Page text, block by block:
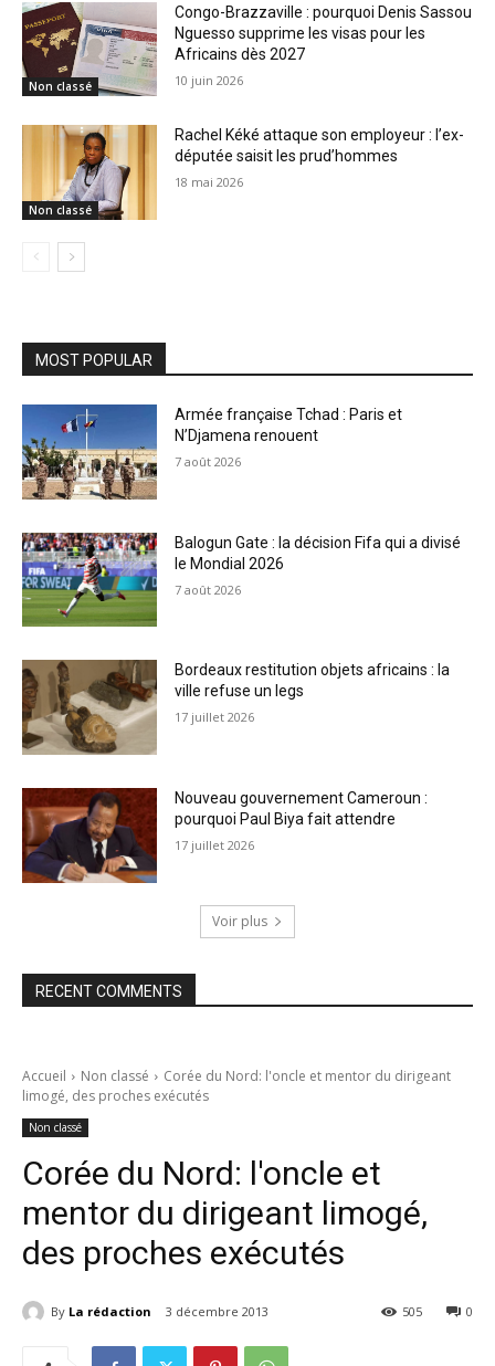
Non classé
Congo-Brazzaville : pourquoi Denis Sassou
Nguesso supprime les visas pour les
Africains dès 2027
10 juin 2026
Non classé
Rachel Kéké attaque son employeur : l’ex-
députée saisit les prud’hommes
18 mai 2026
MOST POPULAR
Armée française Tchad : Paris et
N’Djamena renouent
7 août 2026
Balogun Gate : la décision Fifa qui a divisé
le Mondial 2026
7 août 2026
Bordeaux restitution objets africains : la
ville refuse un legs
17 juillet 2026
Nouveau gouvernement Cameroun :
pourquoi Paul Biya fait attendre
17 juillet 2026
Voir plus
RECENT COMMENTS